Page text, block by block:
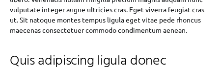
vulputate integer augue ultricies cras. Eget viverra feugiat cras
ut. Sit natoque montes tempus ligula eget vitae pede rhoncus
maecenas consectetuer commodo condimentum aenean.
Quis adipiscing ligula donec